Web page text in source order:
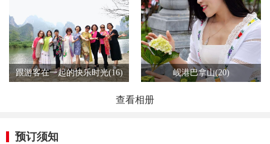
跟游客在一起的快乐时光(16) 岘港巴拿山(20)
查看相册
预订须知